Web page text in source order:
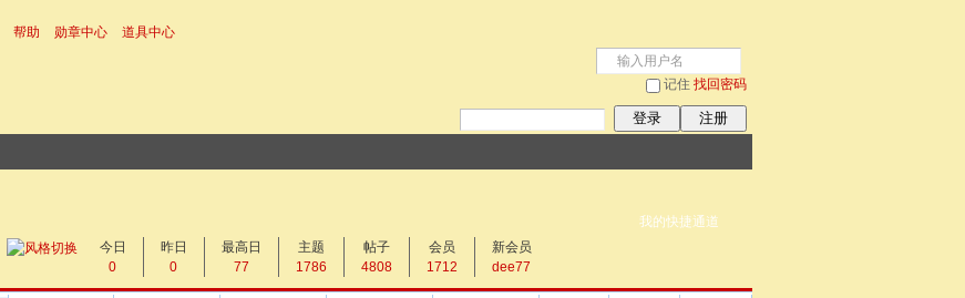
帮助 勋章中心
道具中心
记住 找回密码
登录 注册
我的快捷通道
帖子 搜 索
热搜：
今日
0
昨日
0
最高日
77
主题
1786
帖子
4808
会员
1712
新会员
dee77